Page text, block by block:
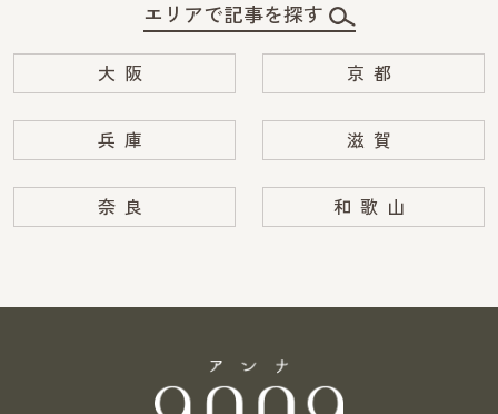
エリアで記事を探す
大阪 京都
兵庫 滋賀
奈良 和歌山